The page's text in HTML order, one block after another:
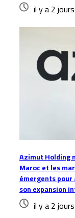
il y a 2 jours
Azimut Holding
Maroc et les
émergents
son expansion
il y a 2 jours